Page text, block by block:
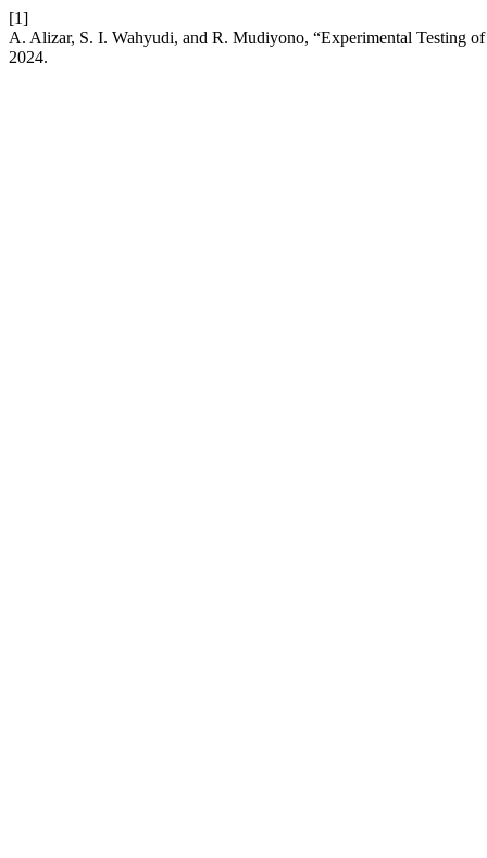
[1]
A. Alizar, S. I. Wahyudi, and R. Mudiyono, “Experimental Testing
2024.